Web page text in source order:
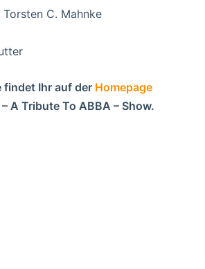
Torsten C. Mahnke
findet Ihr auf der Homepage
A Tribute To ABBA – Show.